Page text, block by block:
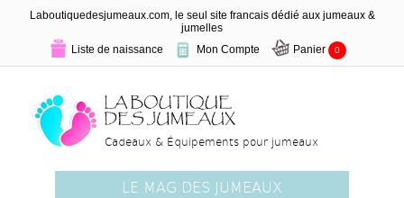
Laboutiquedesjumeaux.com, le seul site francais dédié aux jumeaux &
jumelles
Liste de naissance
Mon Compte Panier 0
Cadeaux & Équipements pour jumeaux
LE MAG DES JUMEAUX